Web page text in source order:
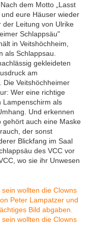
dem Motto „Lasst
eure Häuser wieder
Leitung von Ulrike
Schlappsäu"
in Veitshöchheim,
als Schlappsau.
gekleideten
am
Die Veitshöchheimer
Wer eine richtige
Lampenschirm als
Und erkennen
gehört auch eine Maske
der sonst
Blickfang im Saal
des VCC vor
wo sie ihr Unwesen